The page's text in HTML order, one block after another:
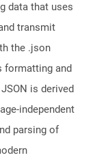
data that uses
transmit
the .json
formatting and
is derived
independent
parsing of